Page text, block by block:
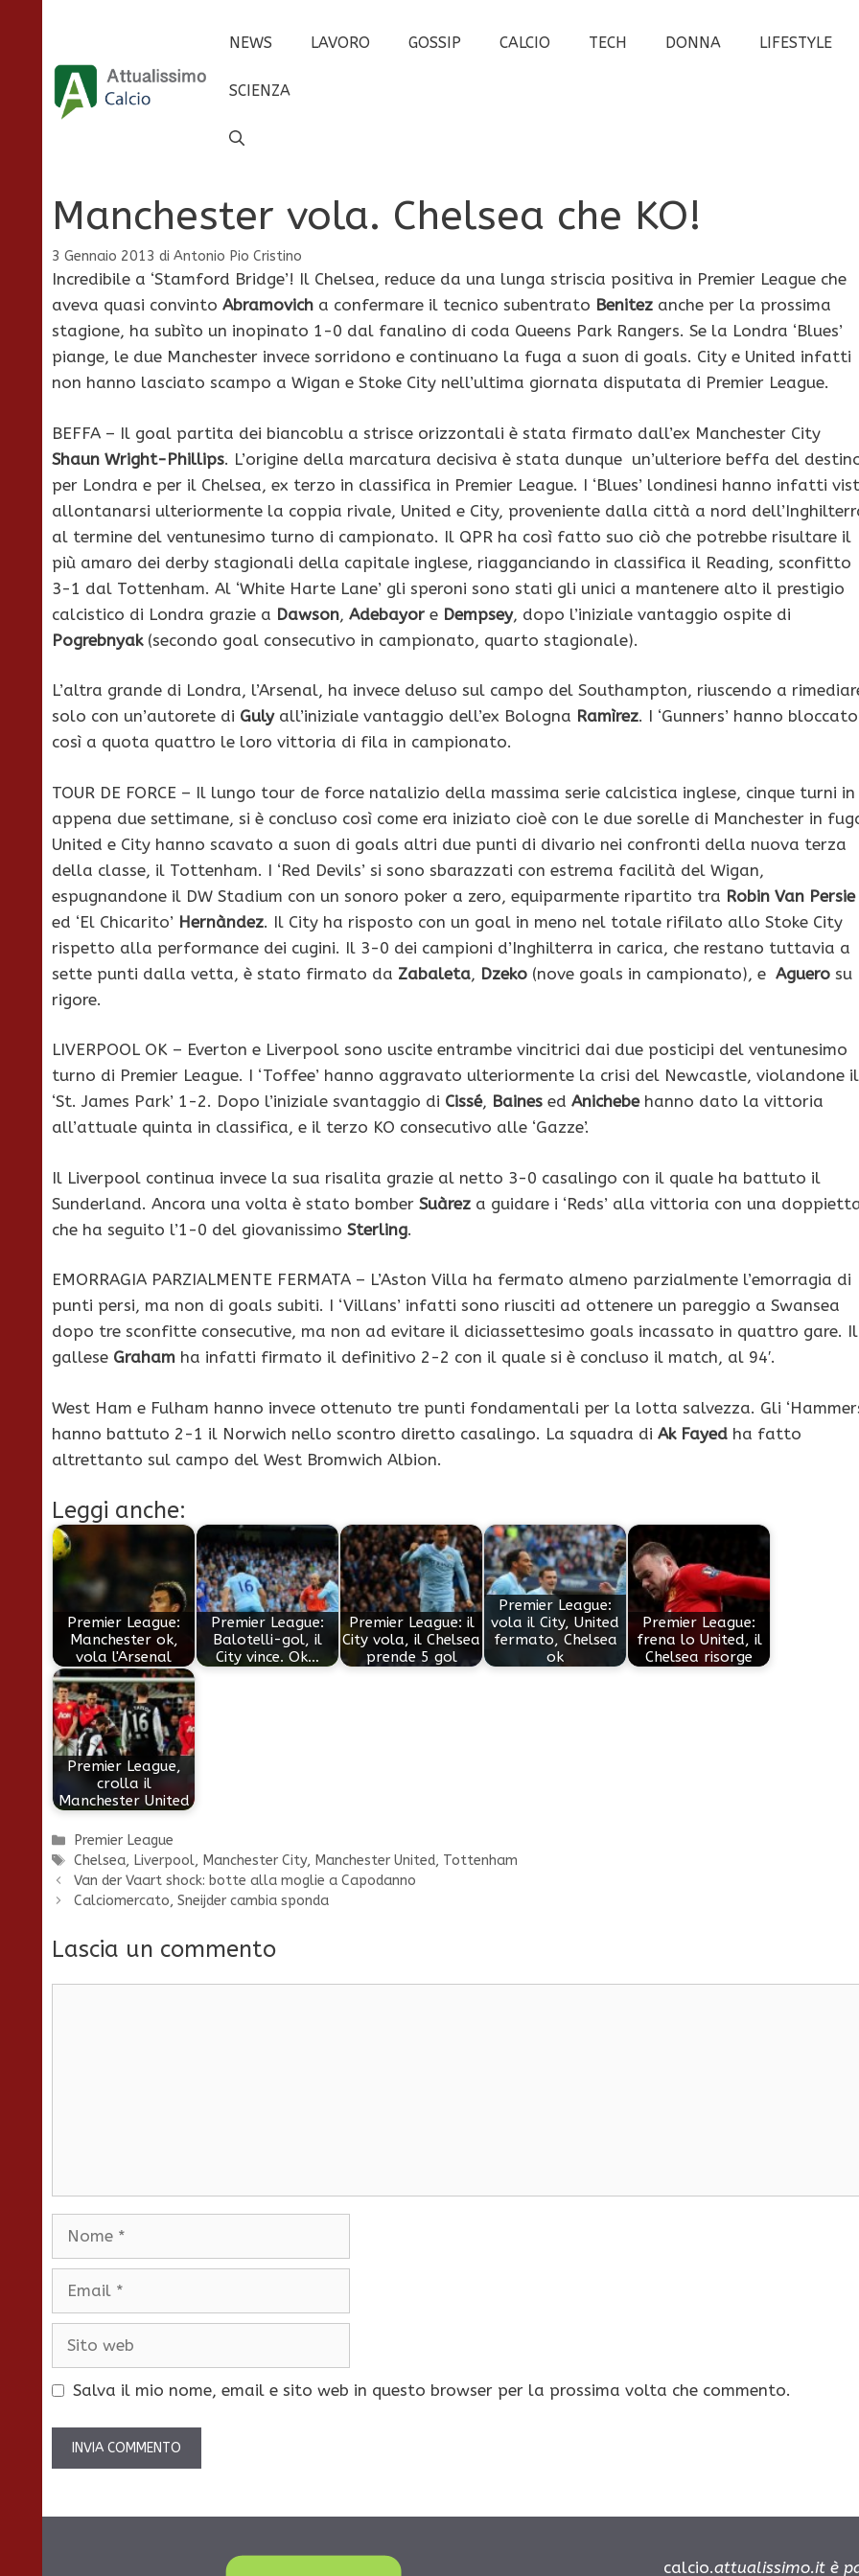
contenuto
NEWS LAVORO GOSSIP CALCIO TECH DONNA LIFESTYLE
SCIENZA
Manchester vola. Chelsea che KO!
3 Gennaio 2013 di Antonio Pio Cristino
Incredibile a ‘Stamford Bridge’! Il Chelsea, reduce da una lunga striscia positiva in Premier League che
aveva quasi convinto Abramovich a confermare il tecnico subentrato Benitez anche per la prossima
stagione, ha subìto un inopinato 1-0 dal fanalino di coda Queens Park Rangers. Se la Londra ‘Blues’
piange, le due Manchester invece sorridono e continuano la fuga a suon di goals. City e United infatti
non hanno lasciato scampo a Wigan e Stoke City nell’ultima giornata disputata di Premier League.
BEFFA – Il goal partita dei biancoblu a strisce orizzontali è stata firmato dall’ex Manchester City
Shaun Wright-Phillips. L’origine della marcatura decisiva è stata dunque un’ulteriore beffa del
per Londra e per il Chelsea, ex terzo in classifica in Premier League. I ‘Blues’ londinesi hanno infatti
allontanarsi ulteriormente la coppia rivale, United e City, proveniente dalla città a nord
al termine del ventunesimo turno di campionato. Il QPR ha così fatto suo ciò che potrebbe risultare il
più amaro dei derby stagionali della capitale inglese, riagganciando in classifica il Reading, sconfitto
3-1 dal Tottenham. Al ‘White Harte Lane’ gli speroni sono stati gli unici a mantenere alto il prestigio
calcistico di Londra grazie a Dawson, Adebayor e Dempsey, dopo l’iniziale vantaggio ospite di
Pogrebnyak(secondo goal consecutivo in campionato, quarto stagionale).
L’altra grande di Londra, l’Arsenal, ha invece deluso sul campo del Southampton, riuscendo a
solo con un’autorete di Guly all’iniziale vantaggio dell’ex Bologna Ramìrez. I ‘Gunners’ hanno bloccato
così a quota quattro le loro vittoria di fila in campionato.
TOUR DE FORCE – Il lungo tour de force natalizio della massima serie calcistica inglese, cinque turni in
appena due settimane, si è concluso così come era iniziato cioè con le due sorelle di Manchester in
United e City hanno scavato a suon di goals altri due punti di divario nei confronti della nuova terza
della classe, il Tottenham. I ‘Red Devils’ si sono sbarazzati con estrema facilità del Wigan,
espugnandone il DW Stadium con un sonoro poker a zero, equiparmente ripartito tra Robin Van Persie
ed ‘El Chicarito’ Hernàndez. Il City ha risposto con un goal in meno nel totale rifilato allo Stoke City
rispetto alla performance dei cugini. Il 3-0 dei campioni d’Inghilterra in carica, che restano tuttavia a
sette punti dalla vetta, è stato firmato da Zabaleta, Dzeko (nove goals in campionato), e Aguero su
rigore.
LIVERPOOL OK – Everton e Liverpool sono uscite entrambe vincitrici dai due posticipi del ventunesimo
turno di Premier League. I ‘Toffee’ hanno aggravato ulteriormente la crisi del Newcastle, violandone il
‘St. James Park’ 1-2. Dopo l’iniziale svantaggio di Cissé, Baines ed Anichebehanno dato la vittoria
all’attuale quinta in classifica, e il terzo KO consecutivo alle ‘Gazze’.
Il Liverpool continua invece la sua risalita grazie al netto 3-0 casalingo con il quale ha battuto il
Sunderland. Ancora una volta è stato bomber Suàrez a guidare i ‘Reds’ alla vittoria con una
che ha seguito l’1-0 del giovanissimo Sterling.
EMORRAGIA PARZIALMENTE FERMATA – L’Aston Villa ha fermato almeno parzialmente l’emorragia di
punti persi, ma non di goals subiti. I ‘Villans’ infatti sono riusciti ad ottenere un pareggio a Swansea
dopo tre sconfitte consecutive, ma non ad evitare il diciassettesimo goals incassato in quattro gare. Il
gallese Graham ha infatti firmato il definitivo 2-2 con il quale si è concluso il match, al 94′.
West Ham e Fulham hanno invece ottenuto tre punti fondamentali per la lotta salvezza. Gli
hanno battuto 2-1 il Norwich nello scontro diretto casalingo. La squadra di Ak Fayed ha fatto
altrettanto sul campo del West Bromwich Albion.
Leggi anche:
Premier League:
Manchester ok,
vola l'Arsenal
Premier League:
Balotelli-gol, il
City vince. Ok…
Premier League: il
City vola, il Chelsea
prende 5 gol
Premier League:
vola il City, United
fermato, Chelsea
ok
Premier League:
frena lo United, il
Chelsea risorge
Premier League,
crolla il
Manchester United
Categorie
Premier League
Tag
Chelsea, Liverpool, Manchester City, Manchester United, Tottenham
Van der Vaart shock: botte alla moglie a Capodanno
Calciomercato, Sneijder cambia sponda
Lascia un commento
Salva il mio nome, email e sito web in questo browser per la prossima volta che commento.
calcio.attualissimo.it è